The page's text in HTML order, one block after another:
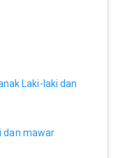
Laki-laki dan
dan mawar